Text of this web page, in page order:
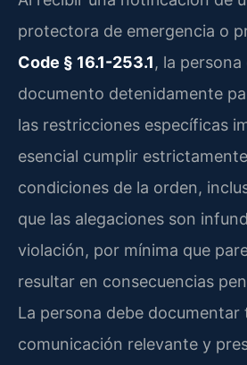
protectora de emergencia o
Code § 16.1-253.1, la persona
documento detenidamente
las restricciones específicas
esencial cumplir
condiciones de la orden,
que las alegaciones son
violación, por mínima que
resultar en consecuencias
La persona debe documentar
comunicación relevante y